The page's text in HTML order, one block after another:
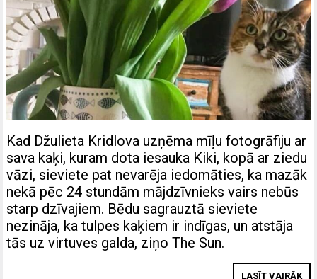
Kad Džulieta Kridlova uzņēma mīļu fotogrāfiju ar
sava kaķi, kuram dota iesauka Kiki, kopā ar ziedu
vāzi, sieviete pat nevarēja iedomāties, ka mazāk
nekā pēc 24 stundām mājdzīvnieks vairs nebūs
starp dzīvajiem. Bēdu sagrauztā sieviete
nezināja, ka tulpes kaķiem ir indīgas, un atstāja
tās uz virtuves galda, ziņo The Sun.
LASĪT VAIRĀK